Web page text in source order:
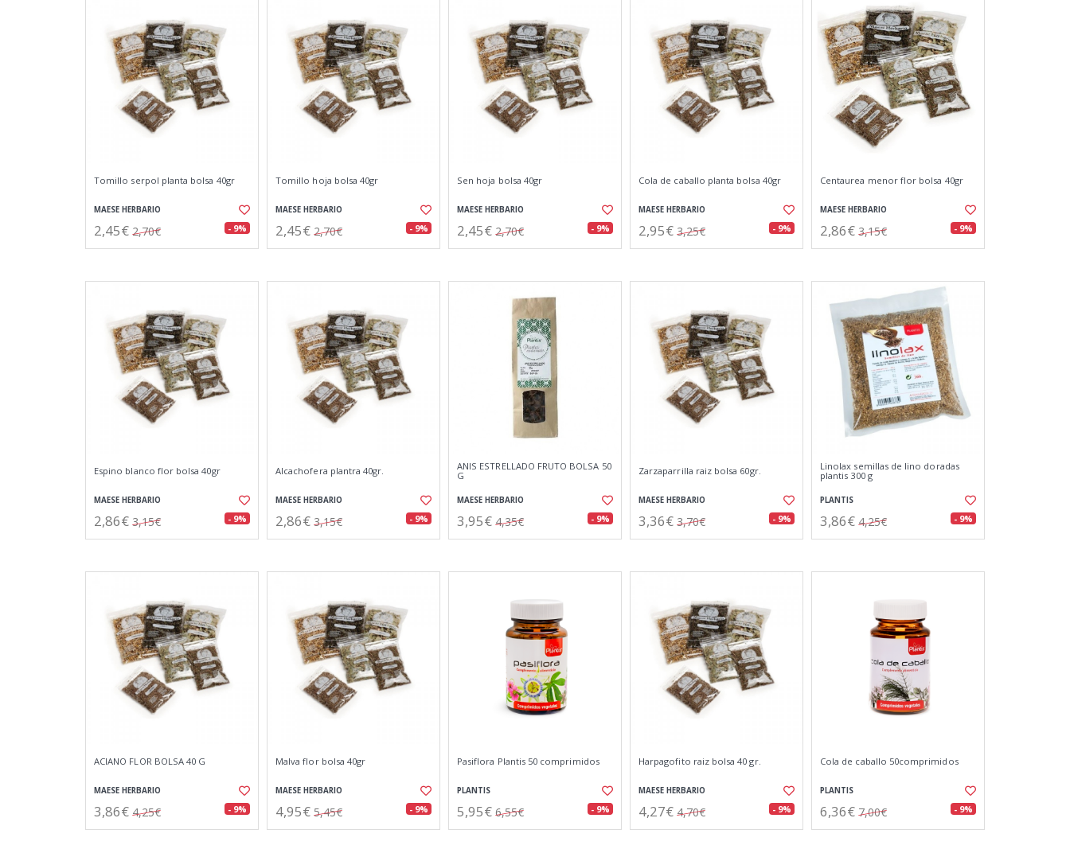
Tomillo serpol planta bolsa 40gr
MAESE HERBARIO
2,45€ 2,70€ - 9%
Tomillo hoja bolsa 40gr
MAESE HERBARIO
2,45€ 2,70€ - 9%
Sen hoja bolsa 40gr
MAESE HERBARIO
2,45€ 2,70€ - 9%
Cola de caballo planta bolsa 40gr
MAESE HERBARIO
2,95€ 3,25€ - 9%
Centaurea menor flor bolsa 40gr
MAESE HERBARIO
2,86€ 3,15€ - 9%
Espino blanco flor bolsa 40gr
MAESE HERBARIO
2,86€ 3,15€ - 9%
Alcachofera plantra 40gr.
MAESE HERBARIO
2,86€ 3,15€ - 9%
ANIS ESTRELLADO FRUTO BOLSA 50
G
MAESE HERBARIO
3,95€ 4,35€ - 9%
Zarzaparrilla raiz bolsa 60gr.
MAESE HERBARIO
3,36€ 3,70€ - 9%
Linolax semillas de lino doradas
plantis 300 g
PLANTIS
3,86€ 4,25€ - 9%
ACIANO FLOR BOLSA 40 G
MAESE HERBARIO
3,86€ 4,25€ - 9%
Malva flor bolsa 40gr
MAESE HERBARIO
4,95€ 5,45€ - 9%
Pasiflora Plantis 50 comprimidos
PLANTIS
5,95€ 6,55€ - 9%
Harpagofito raiz bolsa 40 gr.
MAESE HERBARIO
4,27€ 4,70€ - 9%
Cola de caballo 50comprimidos
PLANTIS
6,36€ 7,00€ - 9%